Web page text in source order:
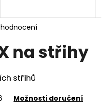
na střihy
střihů
Možnosti doručení